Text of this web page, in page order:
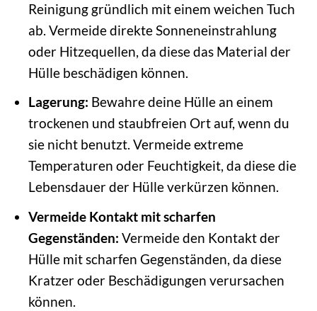
Reinigung gründlich mit einem weichen Tuch
ab. Vermeide direkte Sonneneinstrahlung
oder Hitzequellen, da diese das Material der
Hülle beschädigen können.
Lagerung: Bewahre deine Hülle an einem
trockenen und staubfreien Ort auf, wenn du
sie nicht benutzt. Vermeide extreme
Temperaturen oder Feuchtigkeit, da diese die
Lebensdauer der Hülle verkürzen können.
Vermeide Kontakt mit scharfen
Gegenständen: Vermeide den Kontakt der
Hülle mit scharfen Gegenständen, da diese
Kratzer oder Beschädigungen verursachen
können.